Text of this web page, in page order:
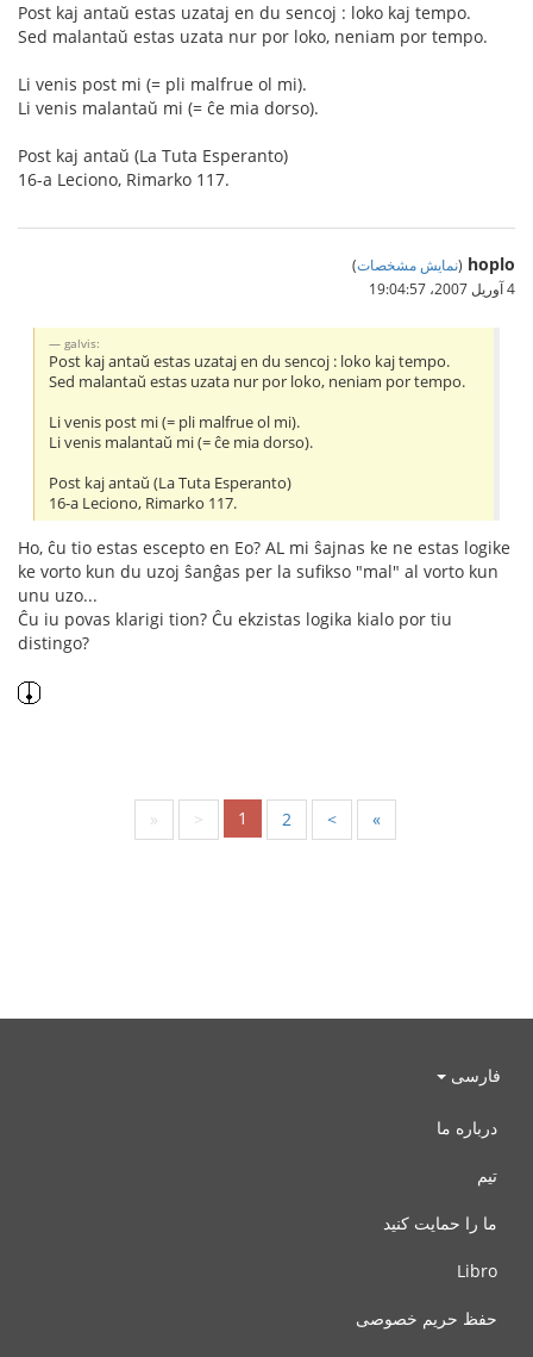
Post kaj antaŭ estas uzataj en du sencoj : loko kaj tempo.
Sed malantaŭ estas uzata nur por loko, neniam por tempo.
Li venis post mi (= pli malfrue ol mi).
Li venis malantaŭ mi (= ĉe mia dorso).
Post kaj antaŭ (La Tuta Esperanto)
16-a Leciono, Rimarko 117.
hoplo
(نمایش مشخصات)
4 آوریل 2007،‏ 19:04:57
galvis:
Post kaj antaŭ estas uzataj en du sencoj : loko kaj tempo.
Sed malantaŭ estas uzata nur por loko, neniam por tempo.
Li venis post mi (= pli malfrue ol mi).
Li venis malantaŭ mi (= ĉe mia dorso).
Post kaj antaŭ (La Tuta Esperanto)
16-a Leciono, Rimarko 117.
Ho, ĉu tio estas escepto en Eo? AL mi ŝajnas ke ne estas logike
ke vorto kun du uzoj ŝanĝas per la sufikso "mal" al vorto kun
unu uzo...
Ĉu iu povas klarigi tion? Ĉu ekzistas logika kialo por tiu
distingo?
« < 1 2 > »
فارسی
درباره ما
تیم
ما را حمایت کنید
Libro
حفظ حریم خصوصی